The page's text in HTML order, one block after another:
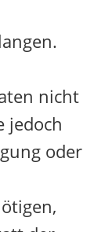
nicht
jedoch
oder